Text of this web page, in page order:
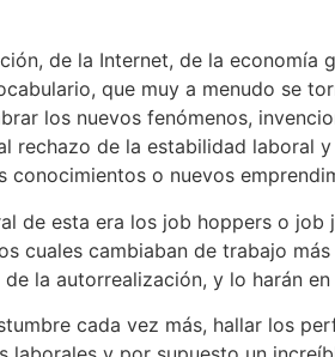
de la Internet, de la
que muy a menudo se
los nuevos fenómenos,
rechazo de la estabilidad laboral
conocimientos o nuevos
de esta era los job hoppers o
cuales cambiaban de trabajo
la autorrealización, y lo harán
cada vez más, hallar los